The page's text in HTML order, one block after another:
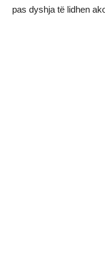
pas dyshja të lidhen